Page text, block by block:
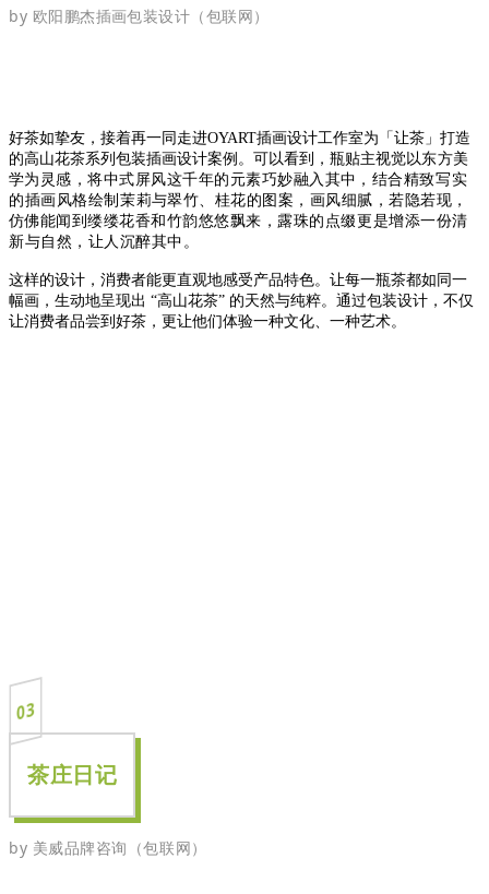
by 欧阳鹏杰插画包装设计（包联网）
好茶如挚友，接着再一同走进OYART插画设计工作室为「让茶」打造
的高山花茶系列包装插画设计案例。可以看到，瓶贴主视觉以东方美
学为灵感，将中式屏风这千年的元素巧妙融入其中，结合精致写实
的插画风格绘制茉莉与翠竹、桂花的图案，画风细腻，若隐若现，
仿佛能闻到缕缕花香和竹韵悠悠飘来， 露珠的点缀更是增添一份清
新与自然， 让人沉醉其中。
这样的设计，消费者能更直观地感受产品特色。让每一瓶茶都如同一
幅画，生动地呈现出 “高山花茶” 的天然与纯粹。通过包装设计，不仅
让消费者品尝到好茶，更让他们体验一种文化、一种艺术。
03
茶庄日记
by 美威品牌咨询（包联网）